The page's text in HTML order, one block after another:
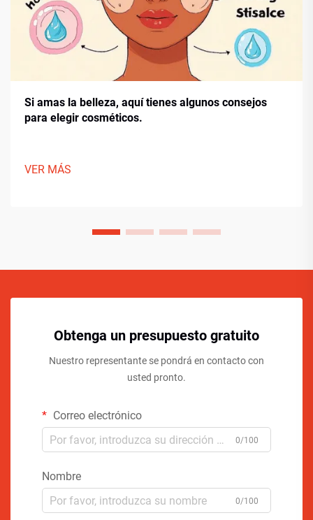
Si amas la belleza, aquí tienes algunos consejos
para elegir cosméticos.
VER MÁS
Obtenga un presupuesto gratuito
Nuestro representante se pondrá en contacto con
usted pronto.
Correo electrónico
0/100
Nombre
0/100